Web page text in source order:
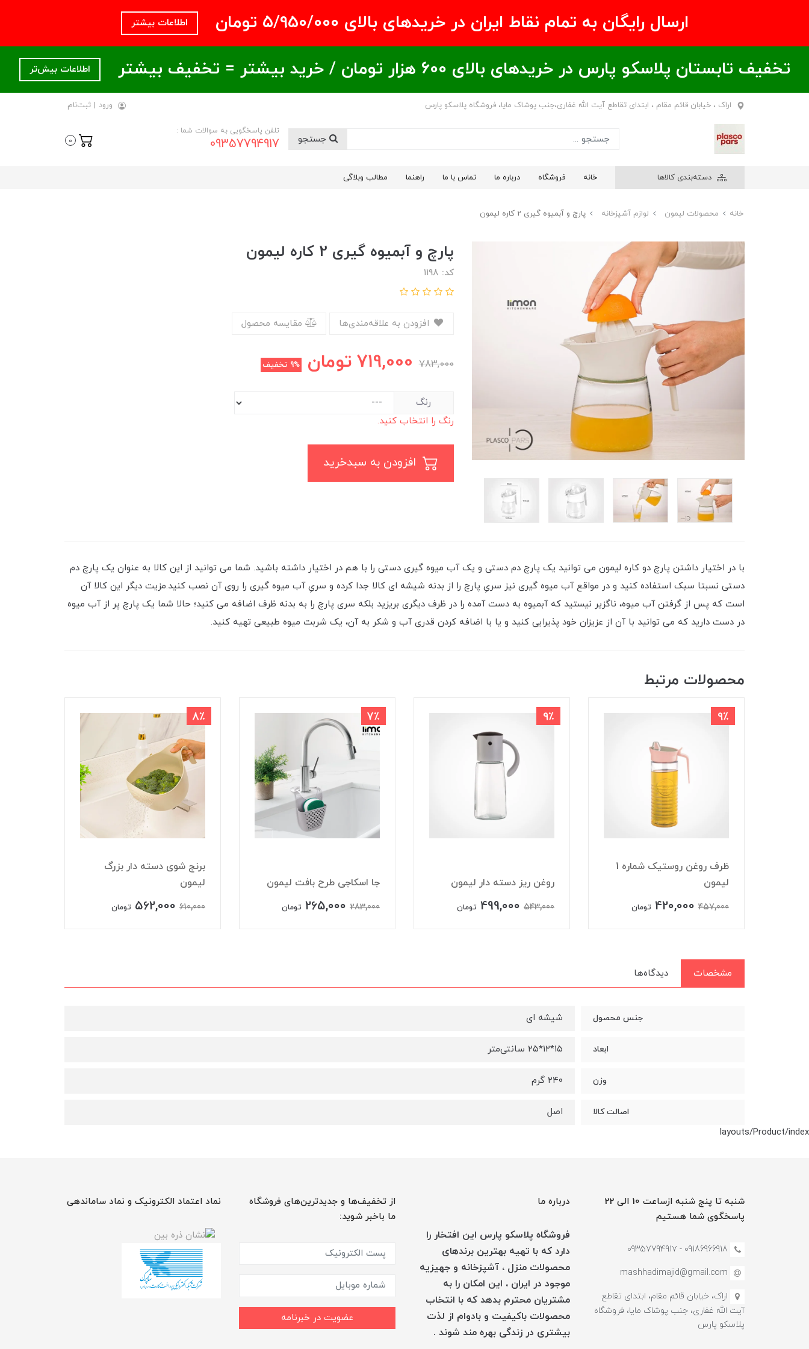
ارسال رایگان به تمام نقاط ایران در خریدهای بالای ۵/950/000 تومان اطلاعات بیشتر
تخفیف تابستان پلاسکو پارس در خریدهای بالای ۶00 هزار تومان / خرید بیشتر = تخفیف بیشتر اطلاعات بیش‌تر
اراک ، خیابان قائم مقام ، ابتدای تقاطع آیت الله غفاری،جنب پوشاک مایا، فروشگاه پلاسکو پارس ورود | ثبت‌نام
تلفن پاسخگویی به سوالات شما :
09357794917
0
دسته‌بندی کالاها خانه فروشگاه درباره ما تماس با ما راهنما مطالب وبلاگی
خانه محصولات لیمون لوازم آشپزخانه پارچ و آبمیوه گیری 2 کاره لیمون
پارچ و آبمیوه گیری 2 کاره لیمون
کد: ۱۱۹۸
مقایسه محصول
783,000
719,000 تومان 9% تخفیف
رنگ
رنگ را انتخاب کنید.
با در اختیار داشتن پارچ دو کاره لیمون می توانید یک پارچ دم دستی و یک آب میوه گیری دستی را با هم در اختیار داشته باشید. شما می توانید از این کالا به عنوان یک پارچ دم
دستی نسبتا سبک استفاده کنید و در مواقع آب میوه گیری نیز سریِ پارچ را از بدنه شیشه ای کالا جدا کرده و سریِ آب میوه گیری را روی آن نصب کنید.مزیت دیگر این کالا آن
است که پس از گرفتن آب میوه، ناگزیر نیستید که آبمیوه به دست آمده را در ظرف دیگری بریزید بلکه سری پارچ را به بدنه ظرف اضافه می کنید؛ حالا شما یک پارچ پر از آب میوه
در دست دارید که می توانید با آن از عزیزان خود پذیرایی کنید و یا با اضافه کردن قدری آب و شکر به آن، یک شربت میوه طبیعی تهیه کنید.
محصولات مرتبط
9٪
ظرف روغن روستیک شماره 1
لیمون
457,000
420,000 تومان
9٪
روغن ریز دسته دار لیمون
543,000
499,000 تومان
7٪
جا اسکاجی طرح بافت لیمون
283,000
265,000 تومان
8٪
برنج شوی دسته دار بزرگ
لیمون
610,000
562,000 تومان
مشخصات دیدگاه‌ها
جنس محصول شیشه ای
ابعاد ۱۵*۱۲*۲۵ سانتی‌متر
وزن ۲۴۰ گرم
اصالت کالا
اصل
layouts/Product/index
شنبه تا پنج شنبه ازساعت 10 الی 22
پاسخگوی شما هستیم
09186966918 - 0935779491۷
mashhadimajid@gmail.com
اراک، خیابان قائم مقام، ابتدای تقاطع
آیت الله غفاری، جنب پوشاک مایا، فروشگاه
پلاسکو پارس
درباره ما
فروشگاه پلاسکو پارس این افتخار را
دارد که با تهیه بهترین برندهای
محصولات منزل ، آشپزخانه و جهیزیه
موجود در ایران ، این امکان را به
مشتریان محترم بدهد که با انتخاب
محصولات باکیفیت و بادوام از لذت
بیشتری در زندگی بهره مند شوند .
از تخفیف‌ها و جدیدترین‌های فروشگاه
ما باخبر شوید:
عضویت در خبرنامه
نماد اعتماد الکترونیک و نماد ساماندهی